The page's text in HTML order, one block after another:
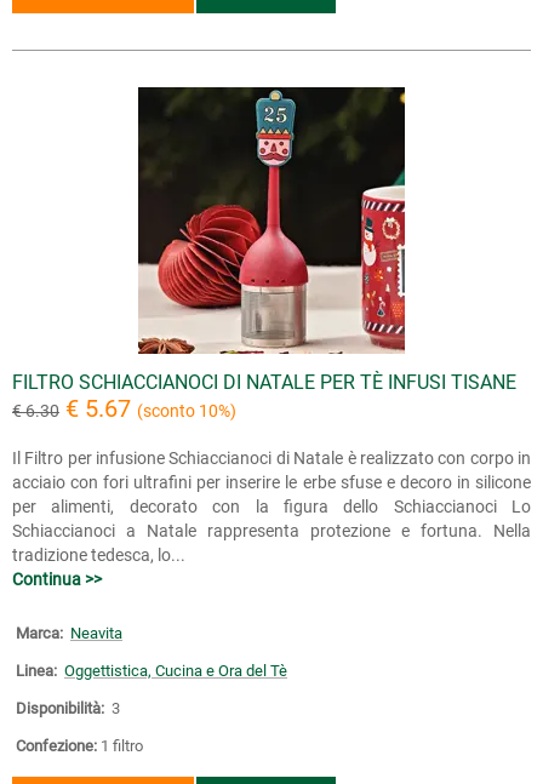
FILTRO SCHIACCIANOCI DI NATALE PER TÈ INFUSI TISANE
€ 6.30 € 5.67 (sconto 10%)
Il Filtro per infusione Schiaccianoci di Natale è realizzato con corpo in
acciaio con fori ultrafini per inserire le erbe sfuse e decoro in silicone
per alimenti, decorato con la figura dello Schiaccianoci Lo
Schiaccianoci a Natale rappresenta protezione e fortuna. Nella
tradizione tedesca, lo...
Continua >>
Marca: Neavita
Linea: Oggettistica, Cucina e Ora del Tè
Disponibilità: 3
Confezione: 1 filtro